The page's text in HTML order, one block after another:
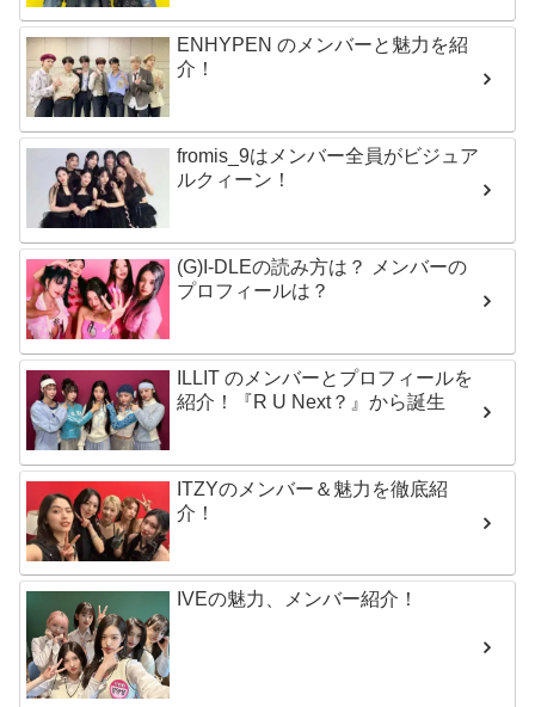
ENHYPEN のメンバーと魅力を紹
介！
fromis_9はメンバー全員がビジュア
ルクィーン！
(G)I-DLEの読み方は？ メンバーの
プロフィールは？
ILLIT のメンバーとプロフィールを
紹介！『R U Next？』から誕生
ITZYのメンバー＆魅力を徹底紹
介！
IVEの魅力、メンバー紹介！